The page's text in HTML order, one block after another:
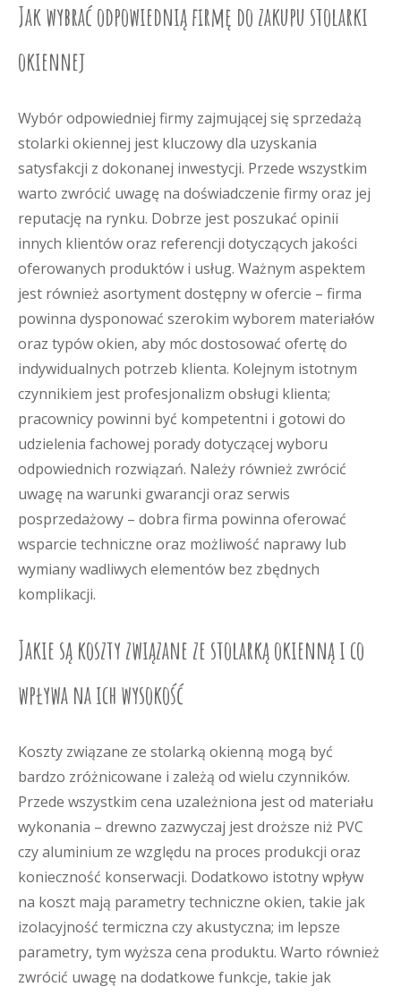
Jak wybrać odpowiednią firmę do zakupu stolarki
okiennej
Wybór odpowiedniej firmy zajmującej się sprzedażą
stolarki okiennej jest kluczowy dla uzyskania
satysfakcji z dokonanej inwestycji. Przede wszystkim
warto zwrócić uwagę na doświadczenie firmy oraz jej
reputację na rynku. Dobrze jest poszukać opinii
innych klientów oraz referencji dotyczących jakości
oferowanych produktów i usług. Ważnym aspektem
jest również asortyment dostępny w ofercie – firma
powinna dysponować szerokim wyborem materiałów
oraz typów okien, aby móc dostosować ofertę do
indywidualnych potrzeb klienta. Kolejnym istotnym
czynnikiem jest profesjonalizm obsługi klienta;
pracownicy powinni być kompetentni i gotowi do
udzielenia fachowej porady dotyczącej wyboru
odpowiednich rozwiązań. Należy również zwrócić
uwagę na warunki gwarancji oraz serwis
posprzedażowy – dobra firma powinna oferować
wsparcie techniczne oraz możliwość naprawy lub
wymiany wadliwych elementów bez zbędnych
komplikacji.
Jakie są koszty związane ze stolarką okienną i co
wpływa na ich wysokość
Koszty związane ze stolarką okienną mogą być
bardzo zróżnicowane i zależą od wielu czynników.
Przede wszystkim cena uzależniona jest od materiału
wykonania – drewno zazwyczaj jest droższe niż PVC
czy aluminium ze względu na proces produkcji oraz
konieczność konserwacji. Dodatkowo istotny wpływ
na koszt mają parametry techniczne okien, takie jak
izolacyjność termiczna czy akustyczna; im lepsze
parametry, tym wyższa cena produktu. Warto również
zwrócić uwagę na dodatkowe funkcje, takie jak